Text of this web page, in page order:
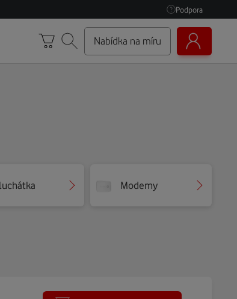
Podpora
Nabídka na míru
Modemy